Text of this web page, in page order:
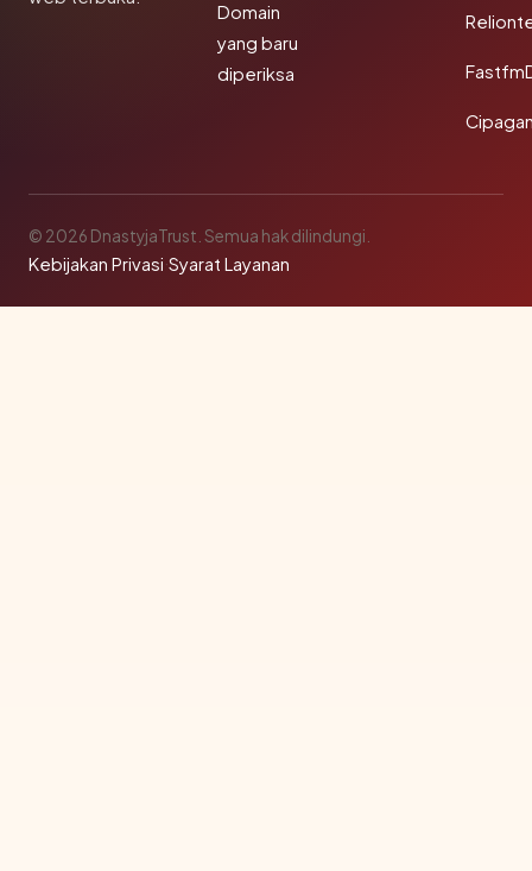
Domain
yang baru
diperiksa
© 2026 DnastyjaTrust. Semua hak dilindungi.
Kebijakan Privasi·Syarat Layanan